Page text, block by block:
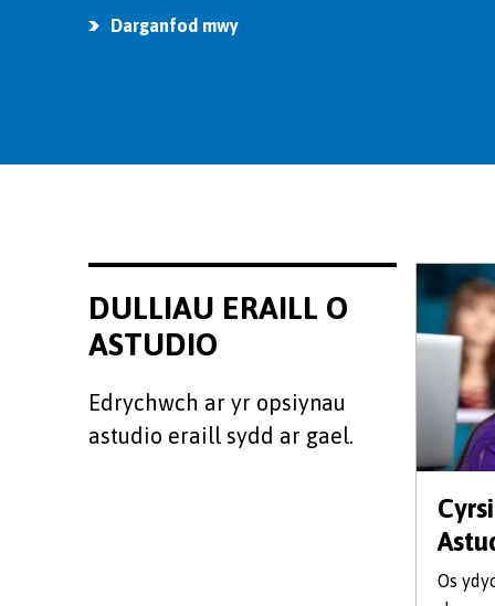
Darganfod mwy
DULLIAU ERAILL O
ASTUDIO
Edrychwch ar yr opsiynau
astudio eraill sydd ar gael.
Os